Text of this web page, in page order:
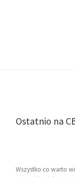
Ostatnio na
Wszystko co warto